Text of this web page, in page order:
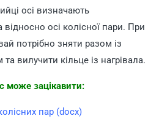
осі визначають
осі колісної пари. При
потрібно зняти разом із
вилучити кільце із нагрівала.
може зацікавити:
пар (docx)